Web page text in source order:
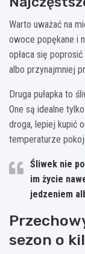
Warto uważać na
owoce popękane i
opłaca się
albo przynajmniej
Druga pułapka to
One są idealne
droga, lepiej kupić
temperaturze
Śliwek nie
im życie
jedzeniem
sezon o